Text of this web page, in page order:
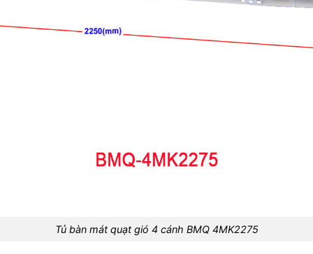
Tủ bàn mát quạt gió 4 cánh BMQ 4MK2275